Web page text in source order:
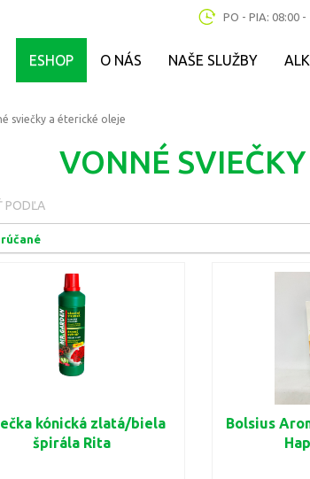
PO - PIA: 08:00 -
ESHOP O NÁS NAŠE SLUŽBY
sviečky a éterické oleje
VONNÉ
PODĽA
kónická zlatá/biela
špirála Rita
Bolsius